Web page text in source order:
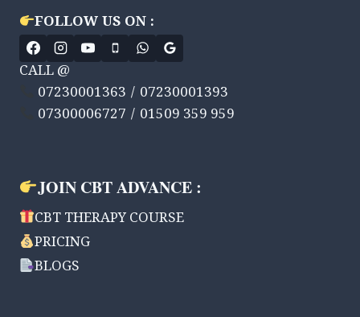
FOLLOW US ON :
CALL @
07230001363 / 07230001393
07300006727 / 01509 359 959
JOIN CBT ADVANCE :
CBT THERAPY COURSE
PRICING
BLOGS